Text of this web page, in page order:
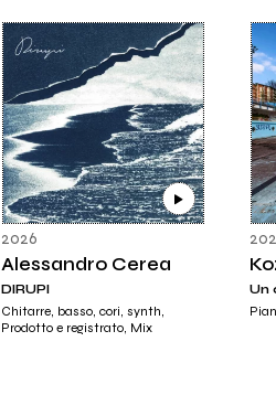
2026
Alessandro Cerea
DIRUPI
Chitarre, basso, cori, synth,
Prodotto e registrato, Mix
Un